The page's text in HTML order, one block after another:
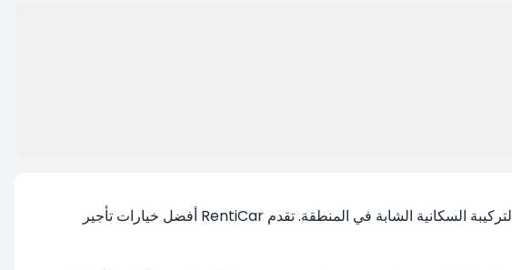
حي ديميتيفلر في أنقرة، عاصمة تركيا، والذي يشهد زيارات متكررة، يوصف بأنه "نابض بالحياة" من قبل سكانه بسبب التركيبة السكانية الشابة في المنطقة. تقدم RentiCar أفضل خيارات تأجير